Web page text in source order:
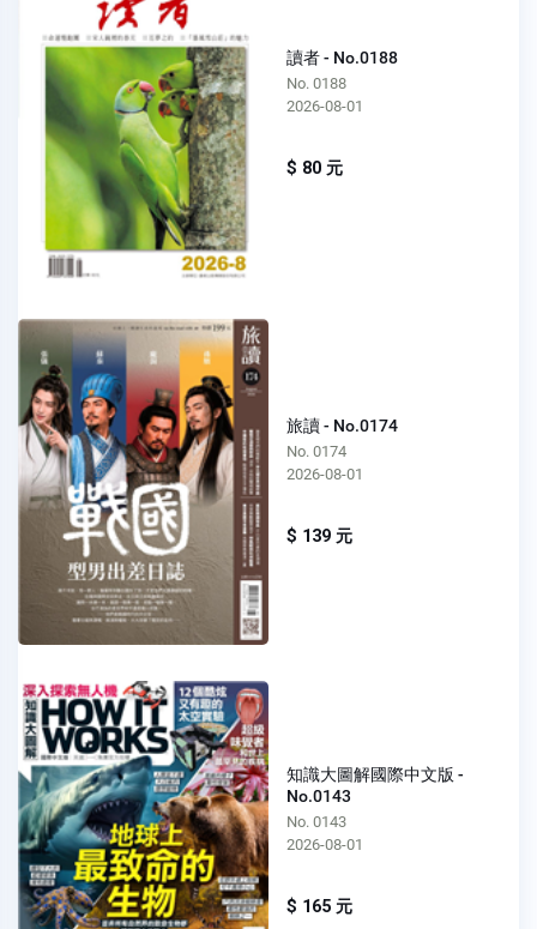
讀者 - No.0188
No. 0188
2026-08-01
$ 80 元
旅讀 - No.0174
No. 0174
2026-08-01
$ 139 元
知識大圖解國際中文版 -
No.0143
No. 0143
2026-08-01
$ 165 元